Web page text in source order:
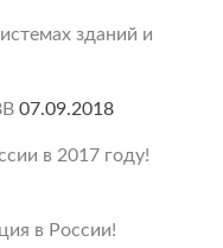
зданий и
07.09.2018
в 2017 году!
в России!